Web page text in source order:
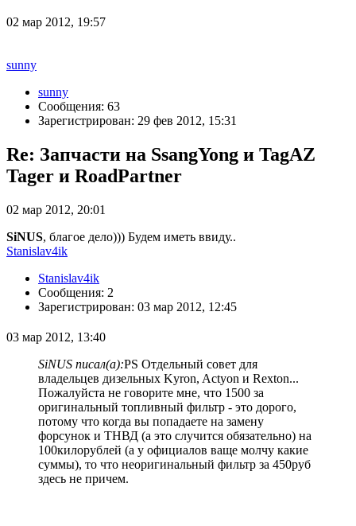
02 мар 2012, 19:57
sunny
sunny
Сообщения: 63
Зарегистрирован: 29 фев 2012, 15:31
Re: Запчасти на SsangYong и TagAZ
Tager и RoadPartner
02 мар 2012, 20:01
SiNUS, благое дело))) Будем иметь ввиду..
Stanislav4ik
Stanislav4ik
Сообщения: 2
Зарегистрирован: 03 мар 2012, 12:45
03 мар 2012, 13:40
SiNUS писал(а):PS Отдельный совет для
владельцев дизельных Kyron, Actyon и Rexton...
Пожалуйста не говорите мне, что 1500 за
оригинальный топливный фильтр - это дорого,
потому что когда вы попадаете на замену
форсунок и ТНВД (а это случится обязательно) на
100килорублей (а у официалов ваще молчу какие
суммы), то что неоригинальный фильтр за 450руб
здесь не причем.